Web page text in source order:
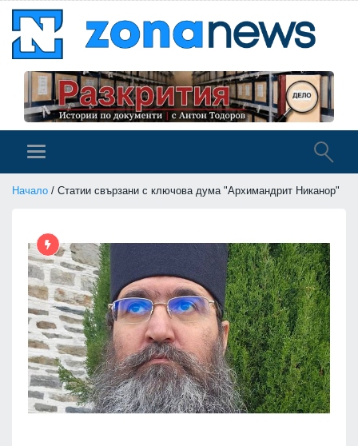
Начало / Статии свързани с ключова дума "Архимандрит Никанор"